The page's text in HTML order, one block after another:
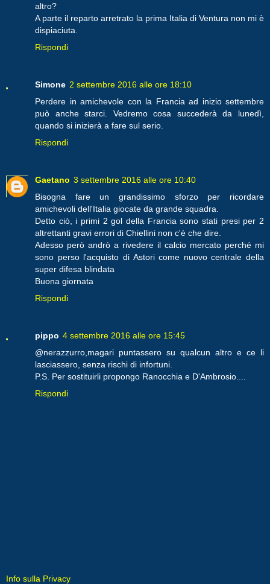
altro?
A parte il reparto arretrato la prima Italia di Ventura non mi è
dispiaciuta.
Rispondi
Simone 2 settembre 2016 alle ore 18:10
Perdere in amichevole con la Francia ad inizio settembre
può anche starci. Vedremo cosa succederà da lunedì,
quando si inizierà a fare sul serio.
Rispondi
Gaetano 3 settembre 2016 alle ore 10:40
Bisogna fare un grandissimo sforzo per ricordare
amichevoli dell'Italia giocate da grande squadra.
Detto ciò, i primi 2 gol della Francia sono stati presi per 2
altrettanti gravi errori di Chiellini non c'è che dire.
Adesso però andrò a rivedere il calcio mercato perché mi
sono perso l'acquisto di Astori come nuovo centrale della
super difesa blindata
Buona giornata
Rispondi
pippo 4 settembre 2016 alle ore 15:45
@nerazzurro,magari puntassero su qualcun altro e ce li
lasciassero, senza rischi di infortuni.
P.S. Per sostituirli propongo Ranocchia e D'Ambrosio....
Rispondi
Info sulla Privacy